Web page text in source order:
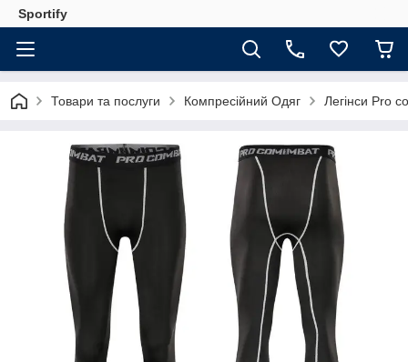
Sportify
Товари та послуги Компресійний Одяг Легінси Pro